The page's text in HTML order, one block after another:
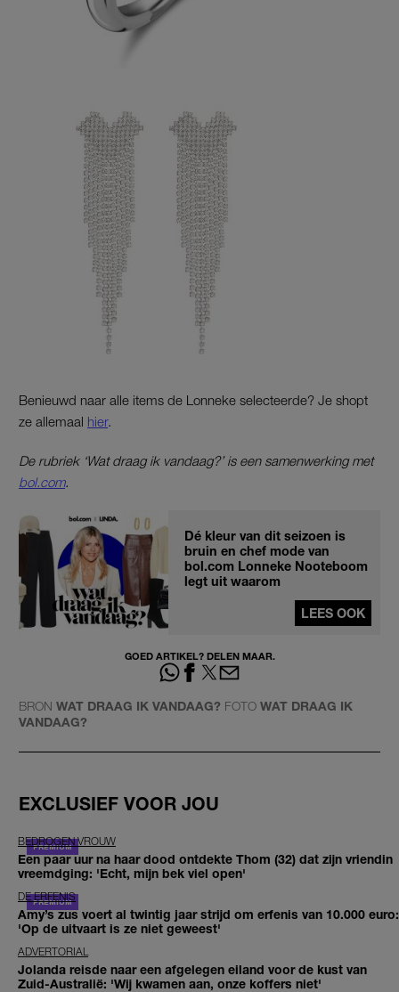
Benieuwd naar alle items de Lonneke selecteerde? Je shopt
ze allemaal hier.
De rubriek ‘Wat draag ik vandaag?’ is een samenwerking met
bol.com.
Dé kleur van dit seizoen is
bruin en chef mode van
bol.com Lonneke Nooteboom
legt uit waarom
LEES OOK
GOED ARTIKEL? DELEN MAAR.
BRON WAT DRAAG IK VANDAAG? FOTO WAT DRAAG IK
VANDAAG?
EXCLUSIEF VOOR JOU
BEDROGEN VROUW
Een paar uur na haar dood ontdekte Thom (32) dat zijn vriendin
vreemdging: 'Echt, mijn bek viel open'
DE ERFENIS
Amy’s zus voert al twintig jaar strijd om erfenis van 10.000 euro:
'Op de uitvaart is ze niet geweest'
ADVERTORIAL
Jolanda reisde naar een afgelegen eiland voor de kust van
Zuid-Australië: 'Wij kwamen aan, onze koffers niet'